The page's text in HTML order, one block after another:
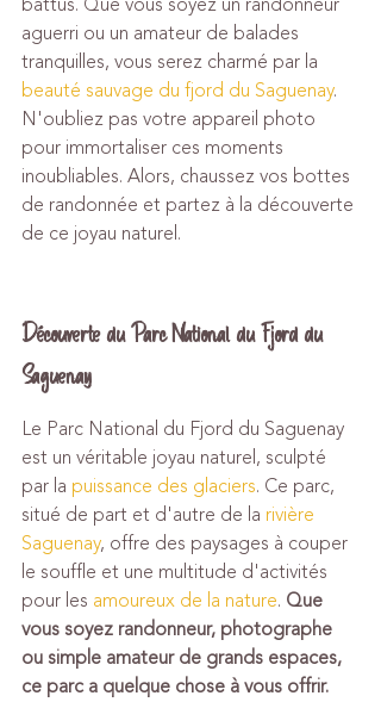
aguerri ou un amateur de balades
tranquilles, vous serez charmé par la
beauté sauvage du fjord du Saguenay.
N'oubliez pas votre appareil photo
pour immortaliser ces moments
inoubliables. Alors, chaussez vos bottes
de randonnée et partez à la découverte
de ce joyau naturel.
Découverte du Parc National du Fjord du
Saguenay
Le Parc National du Fjord du Saguenay
est un véritable joyau naturel, sculpté
par la puissance des glaciers. Ce parc,
situé de part et d'autre de la rivière
Saguenay, offre des paysages à couper
le souffle et une multitude d'activités
pour les amoureux de la nature. Que
vous soyez randonneur, photographe
ou simple amateur de grands espaces,
ce parc a quelque chose à vous offrir.